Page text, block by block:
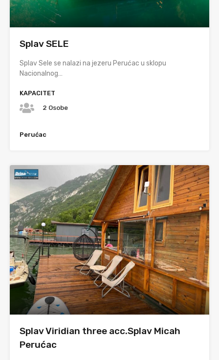
Splav SELE
Splav Sele se nalazi na jezeru Perućac u sklopu
Nacionalnog…
KAPACITET
2 Osobe
Perućac
Splav Viridian three acc.Splav Micah
Perućac